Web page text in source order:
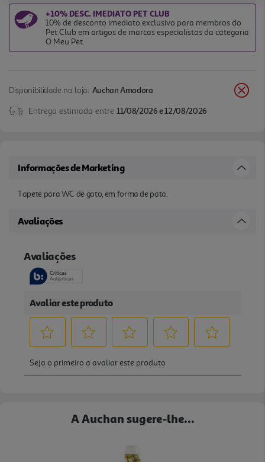
+10% DESC. IMEDIATO PET CLUB
10% de desconto imediato exclusivo para membros do
Pet Club em artigos de marcas especialistas da categoria
O Meu Pet.
Disponibilidade na loja: Auchan Amadora
Entrega estimada entre 11/08/2026 e 12/08/2026
Informações de Marketing
Tapete para WC de gato, em forma de pata.
Avaliações
A Auchan sugere-lhe...